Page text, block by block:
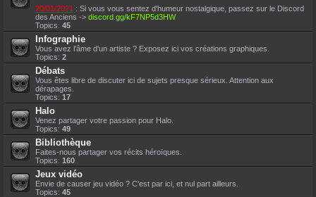
20/01/2021 : Si vous vous sentez d'humeur nostalgique, passez sur le Discord
des Anciens -> discord.gg/kF7NP5d3HW
Topics: 45
Infographie
Vous avez l'âme d'un artiste ? Exposez ici vos créations graphiques.
Topics: 2
Débats
Vous êtes libre de discuter ici de sujets presque sérieux. Attention aux
dérapages.
Topics: 17
Halo
Venez partager votre passion pour Halo.
Topics: 49
Bibliothèque
Faites-nous partager vos récits héroïques.
Topics: 160
Jeux vidéo
Envie de causer jeu vidéo ? C'est par ici, et nul part ailleurs.
Topics: 45